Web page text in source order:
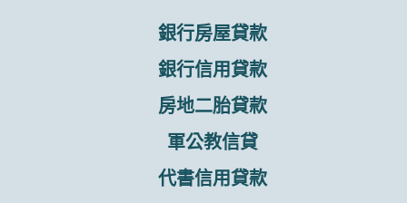
銀行房屋貸款
銀行信用貸款
房地二胎貸款
軍公教信貸
代書信用貸款